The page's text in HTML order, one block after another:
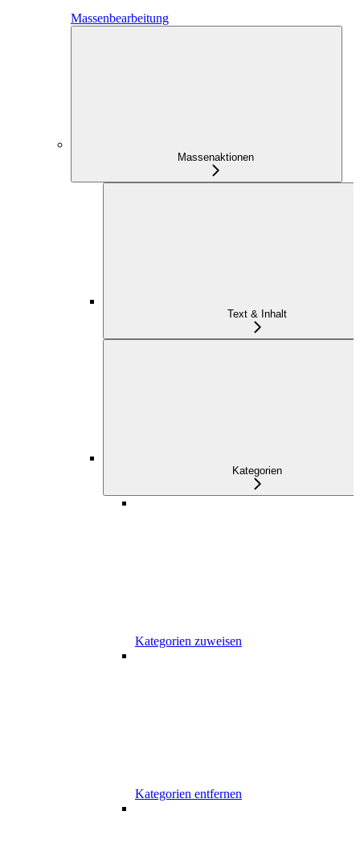
Massenbearbeitung
Massenaktionen
Text & Inhalt
Kategorien
Kategorien zuweisen
Kategorien entfernen